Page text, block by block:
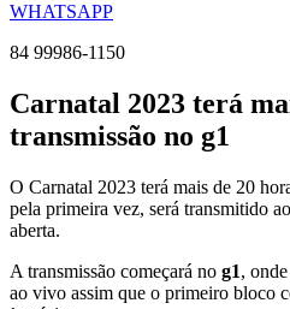
WHATSAPP
84 99986-1150
Carnatal 2023 terá
transmissão no g1
O Carnatal 2023 terá mais de 20
pela primeira vez, será transmitido
aberta.
A transmissão começará no g1,
ao vivo assim que o primeiro bloco